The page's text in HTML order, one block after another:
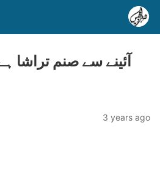
3 years ago